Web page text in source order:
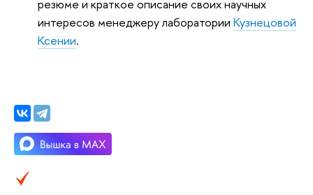
резюме и краткое описание своих научных
интересов менеджеру лаборатории Кузнецовой
Ксении.